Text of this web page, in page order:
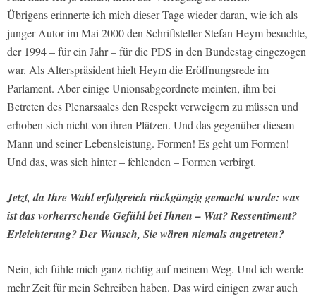
Übrigens erinnerte ich mich dieser Tage wieder daran, wie ich als
junger Autor im Mai 2000 den Schriftsteller Stefan Heym besuchte,
der 1994 – für ein Jahr – für die PDS in den Bundestag eingezogen
war. Als Alterspräsident hielt Heym die Eröffnungsrede im
Parlament. Aber einige Unionsabgeordnete meinten, ihm bei
Betreten des Plenarsaales den Respekt verweigern zu müssen und
erhoben sich nicht von ihren Plätzen. Und das gegenüber diesem
Mann und seiner Lebensleistung. Formen! Es geht um Formen!
Und das, was sich hinter – fehlenden – Formen verbirgt.
Jetzt, da Ihre Wahl erfolgreich rückgängig gemacht wurde: was
ist das vorherrschende Gefühl bei Ihnen – Wut? Ressentiment?
Erleichterung? Der Wunsch, Sie wären niemals angetreten?
Nein, ich fühle mich ganz richtig auf meinem Weg. Und ich werde
mehr Zeit für mein Schreiben haben. Das wird einigen zwar auch